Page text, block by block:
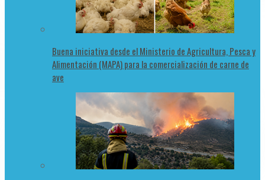
Buena iniciativa desde el Ministerio de Agricultura, Pesca y
Alimentación (MAPA) para la comercialización de carne de
ave